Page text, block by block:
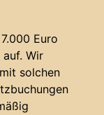
Euro
Wir
solchen